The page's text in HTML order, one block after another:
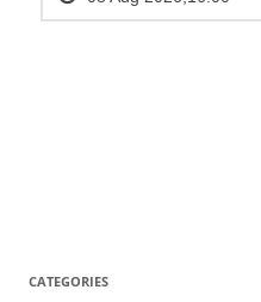
CATEGORIES